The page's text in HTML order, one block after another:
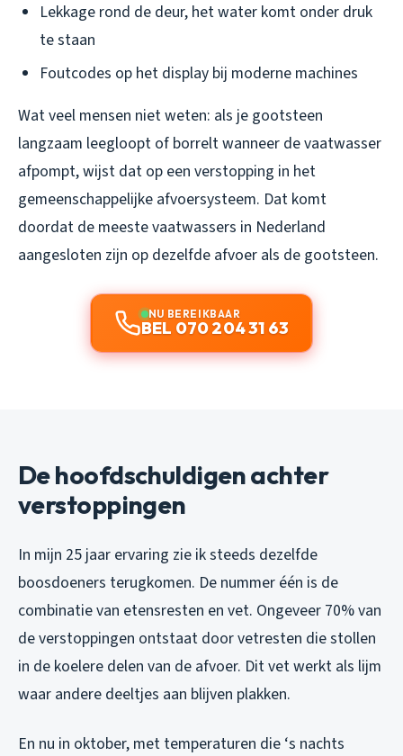
Lekkage rond de deur, het water komt onder druk
te staan
Foutcodes op het display bij moderne machines
Wat veel mensen niet weten: als je gootsteen
langzaam leegloopt of borrelt wanneer de vaatwasser
afpompt, wijst dat op een verstopping in het
gemeenschappelijke afvoersysteem. Dat komt
doordat de meeste vaatwassers in Nederland
aangesloten zijn op dezelfde afvoer als de gootsteen.
NU BEREIKBAAR
BEL 070 204 31 63
De hoofdschuldigen achter
verstoppingen
In mijn 25 jaar ervaring zie ik steeds dezelfde
boosdoeners terugkomen. De nummer één is de
combinatie van etensresten en vet. Ongeveer 70% van
de verstoppingen ontstaat door vetresten die stollen
in de koelere delen van de afvoer. Dit vet werkt als lijm
waar andere deeltjes aan blijven plakken.
En nu in oktober, met temperaturen die ‘s nachts